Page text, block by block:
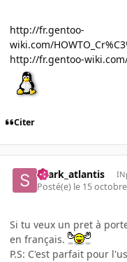
http://fr.gentoo-
wiki.com/
http://fr.gentoo-
Citer
shark_atlantis
Posté(e) le 15
Si tu veux un pret à
en français.
P.S: C'est parfait pour